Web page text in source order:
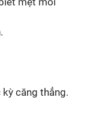
căng thẳng.